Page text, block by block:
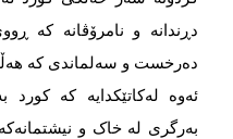
دڕندانە و نامرۆڤانە کە
دەرخست و سەلماندی کە
ئەوە لەکاتێکدایە کە کورد
بەرگری لە خاک و